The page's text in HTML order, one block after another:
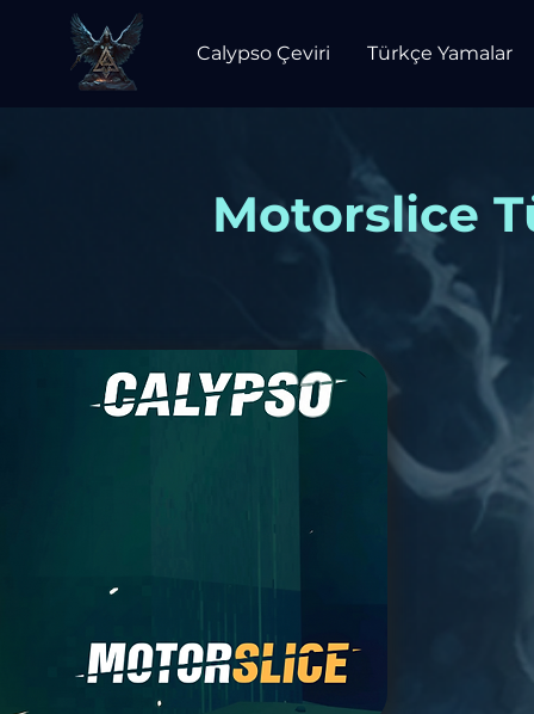
Calypso Çeviri Türkçe Yamalar
Motorslice